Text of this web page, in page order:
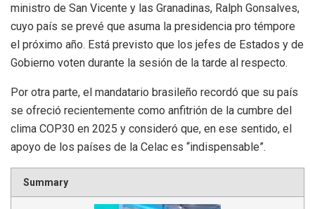
ministro de San Vicente y las Granadinas, Ralph Gonsalves,
cuyo país se prevé que asuma la presidencia pro témpore
el próximo año. Está previsto que los jefes de Estados y de
Gobierno voten durante la sesión de la tarde al respecto.
Por otra parte, el mandatario brasileño recordó que su país
se ofreció recientemente como anfitrión de la cumbre del
clima COP30 en 2025 y consideró que, en ese sentido, el
apoyo de los países de la Celac es “indispensable”.
Summary